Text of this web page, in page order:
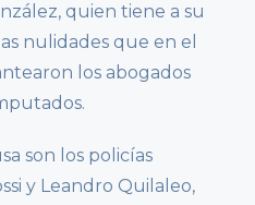
quien tiene a su
nulidades que en el
los abogados
son los policías
y Leandro Quilaleo,